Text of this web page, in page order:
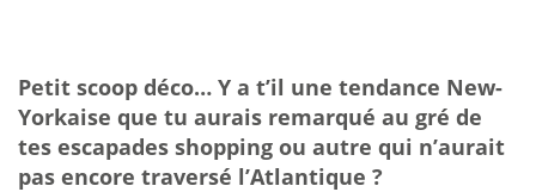
Petit scoop déco… Y a t’il une tendance New-
Yorkaise que tu aurais remarqué au gré de
tes escapades shopping ou autre qui n’aurait
pas encore traversé l’Atlantique ?